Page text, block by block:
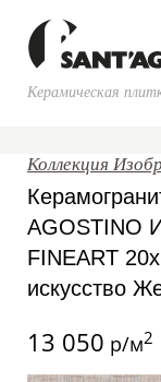
Керамическая
Коллекция
AGOSTINO
FINEART
искусство
13 050 р/м2